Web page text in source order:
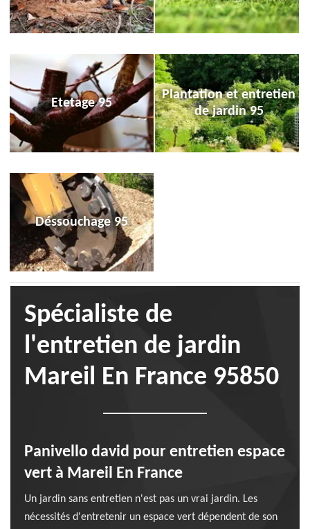
Etetage 95
Plantation et entretien
de jardin 95
Déssouchage 95
Spécialiste de
l'entretien de jardin
Mareil En France 95850
Panivello david pour entretien espace
vert à Mareil En France
Un jardin sans entretien n'est pas un vrai jardin. Les
nécessités d'entretenir un espace vert dépendent de son